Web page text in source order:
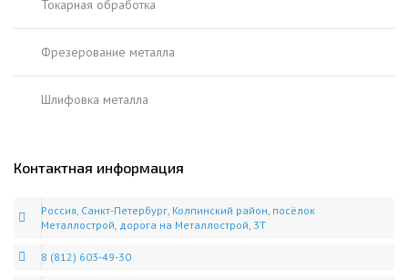
Токарная обработка
Фрезерование металла
Шлифовка металла
Контактная информация
Россия, Санкт-Петербург, Колпинский район, посёлок
Металлострой, дорога на Металлострой, 3Т
8 (812) 603-49-30